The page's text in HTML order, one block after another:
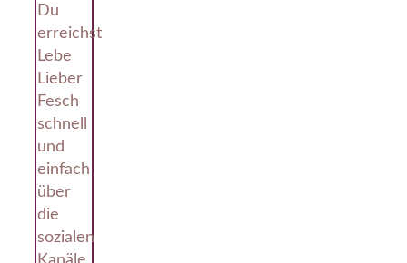
Du
erreichst
Lebe
Lieber
Fesch
schnell
und
einfach
über
die
sozialen